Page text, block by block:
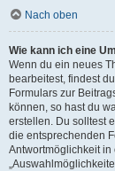
Nach oben
Wie kann ich eine
Wenn du ein neues
bearbeitest, findest
Formulars zur
können, so hast du
erstellen. Du solltest
die entsprechenden
Antwortmöglichkeit